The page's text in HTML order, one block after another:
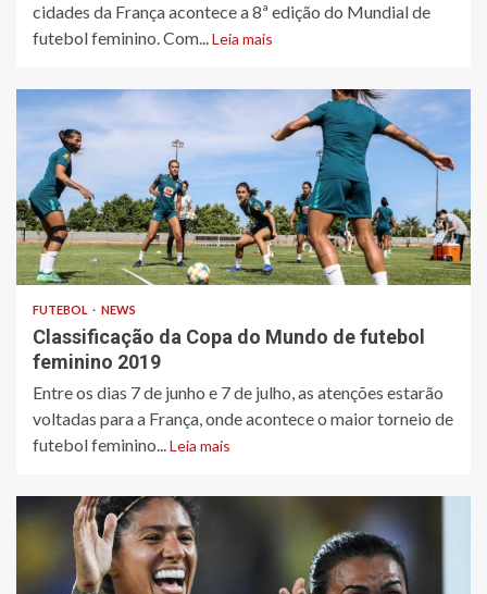
cidades da França acontece a 8ª edição do Mundial de
futebol feminino. Com...Leia mais
FUTEBOL NEWS
Classificação da Copa do Mundo de futebol
feminino 2019
Entre os dias 7 de junho e 7 de julho, as atenções estarão
voltadas para a França, onde acontece o maior torneio de
futebol feminino...Leia mais